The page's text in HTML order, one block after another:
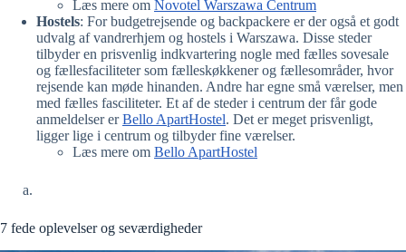
Læs mere om Novotel Warszawa Centrum
Hostels: For budgetrejsende og backpackere er der også et godt
udvalg af vandrerhjem og hostels i Warszawa. Disse steder
tilbyder en prisvenlig indkvartering nogle med fælles sovesale
og fællesfaciliteter som fælleskøkkener og fællesområder, hvor
rejsende kan møde hinanden. Andre har egne små værelser, men
med fælles fasciliteter. Et af de steder i centrum der får gode
anmeldelser erBello ApartHostel. Det er meget prisvenligt,
ligger lige i centrum og tilbyder fine værelser.
Læs mere om Bello ApartHostel
7 fede oplevelser og seværdigheder